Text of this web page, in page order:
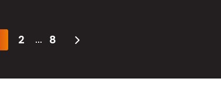
2 ... 8